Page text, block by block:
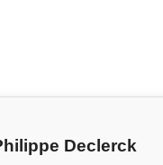
Declerck